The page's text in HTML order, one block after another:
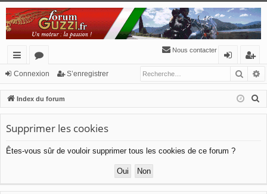
cc
ès
ra
pi
de
or
u
m
s
Nous contacter
n
ne
o
’e
nr
eg
Connexion S’enregistrer
Index du forum
h
Supprimer les cookies
Êtes-vous sûr de vouloir supprimer tous les cookies de ce forum ?